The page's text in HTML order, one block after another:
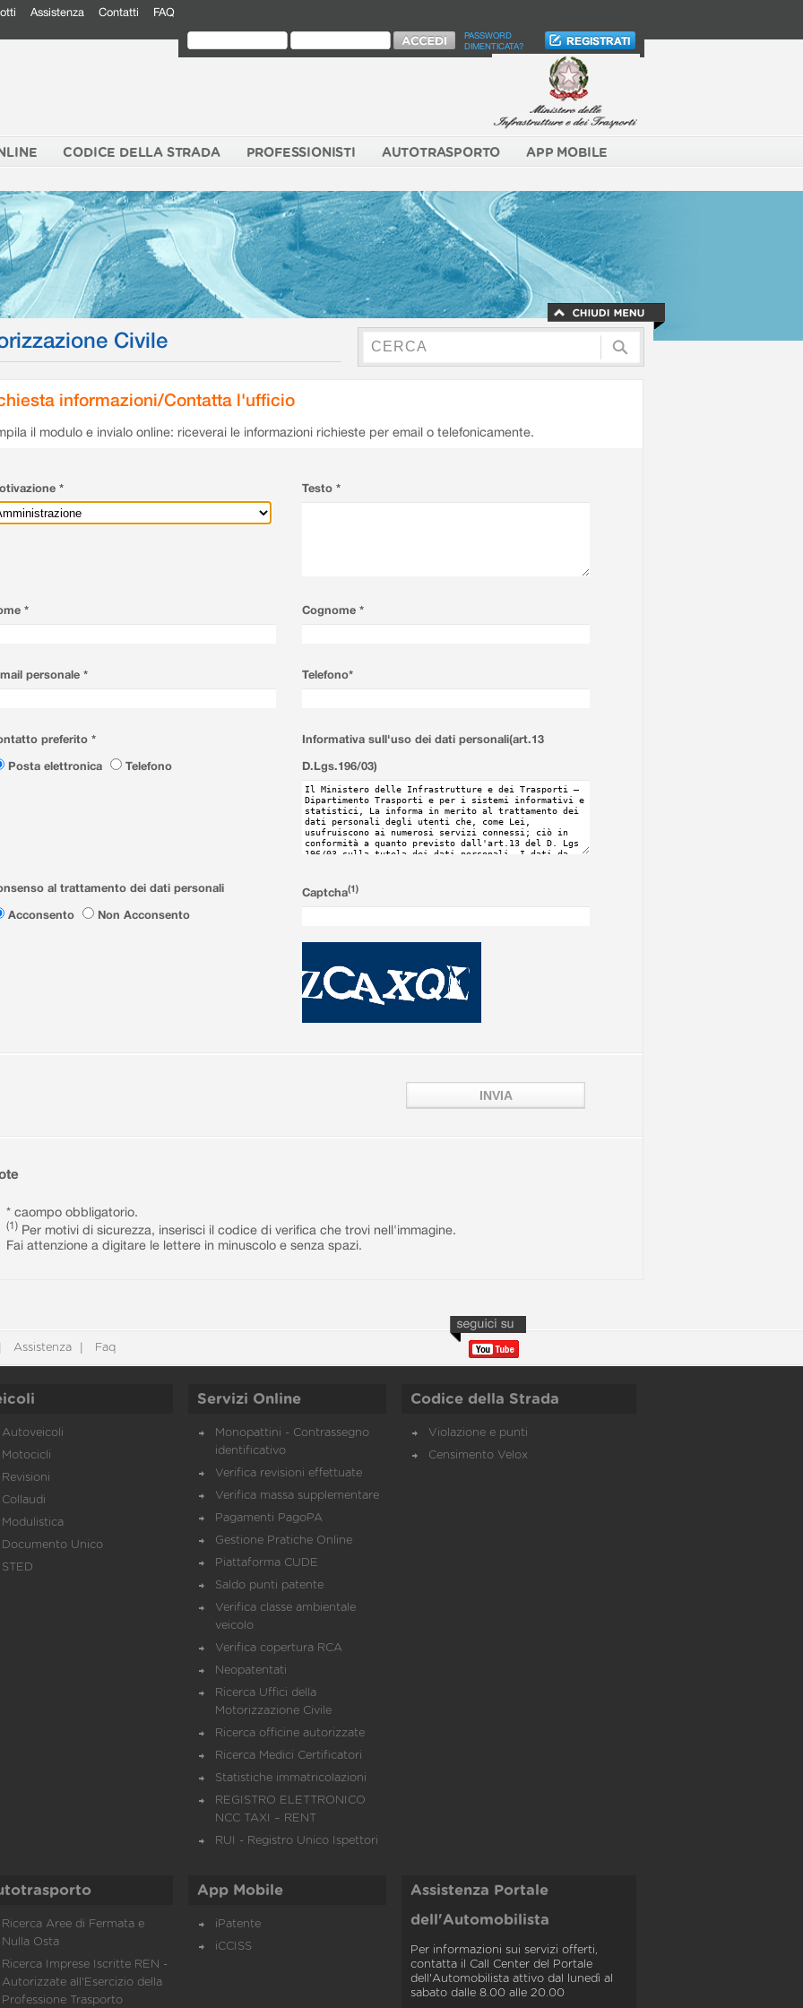
Assistenza Contatti FAQ
PASSWORD
DIMENTICATA?
CODICE DELLA STRADA PROFESSIONISTI AUTOTRASPORTO APP MOBILE
Civile
informazioni/Contatta l'ufficio
il modulo e invialo online: riceverai le informazioni richieste per email o telefonicamente.
* Testo *
* Cognome *
personale * Telefono*
preferito *
Posta elettronica
Telefono
Informativa sull'uso dei dati personali(art.13
D.Lgs.196/03)
al trattamento dei dati personali
Acconsento
Non Acconsento
Captcha(1)
* caompo obbligatorio.
(1) Per motivi di sicurezza, inserisci il codice di verifica che trovi nell'immagine.
Fai attenzione a digitare le lettere in minuscolo e senza spazi.
Assistenza Faq
Autoveicoli
Motocicli
Revisioni
Collaudi
Modulistica
Documento Unico
STED
Servizi Online
Monopattini - Contrassegno
identificativo
Verifica revisioni effettuate
Verifica massa supplementare
Pagamenti PagoPA
Gestione Pratiche Online
Piattaforma CUDE
Saldo punti patente
Verifica classe ambientale
veicolo
Verifica copertura RCA
Neopatentati
Ricerca Uffici della
Motorizzazione Civile
Ricerca officine autorizzate
Ricerca Medici Certificatori
Statistiche immatricolazioni
REGISTRO ELETTRONICO
NCC TAXI – RENT
RUI - Registro Unico Ispettori
Codice della Strada
Violazione e punti
Censimento Velox
Ricerca Aree di Fermata e
Nulla Osta
Ricerca Imprese Iscritte REN -
Autorizzate all'Esercizio della
Professione Trasporto
App Mobile
iPatente
iCCISS
Assistenza Portale
dell'Automobilista
Per informazioni sui servizi offerti,
contatta il Call Center del Portale
dell'Automobilista attivo dal lunedì al
sabato dalle 8.00 alle 20.00